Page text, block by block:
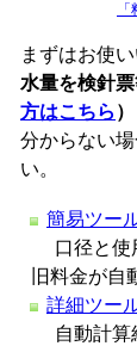
まずはお使
水量を検針
方はこちら ）
分からない
い。
簡易ツー
口径と使
旧料金が自
詳細ツー
自動計算